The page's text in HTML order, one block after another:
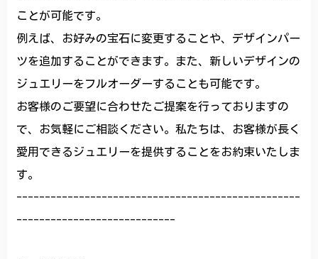
ことが可能です。
例えば、お好みの宝石に変更することや、デザインパー
ツを追加することができます。また、新しいデザインの
ジュエリーをフルオーダーすることも可能です。
お客様のご要望に合わせたご提案を行っておりますの
で、お気軽にご相談ください。私たちは、お客様が長く
愛用できるジュエリーを提供することをお約束いたしま
す。
--------------------------------------------------
----------------------------